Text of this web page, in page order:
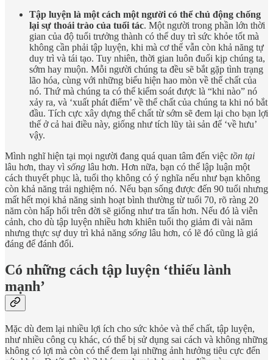
Tập luyện là một cách một người có thể chủ động chống
lại sự thoái trào của tuổi tác. Một người trong phần lớn thời
gian của độ tuổi trưởng thành có thể duy trì sức khỏe tốt mà
không cần phải tập luyện, khi mà cơ thể vẫn còn khả năng tự
duy trì và tái tạo. Tuy nhiên, thời gian luôn đuổi kịp chúng ta,
sớm hay muộn. Mỗi người chúng ta đều sẽ bắt gặp tình trạng
lão hóa, cùng với những biểu hiện hao mòn về thể chất của
nó. Thứ mà chúng ta có thể kiểm soát được là “khi nào” nó
xảy ra, và ‘xuất phát điểm’ về thể chất của chúng ta khi nó bắt
đầu. Tích cực xây dựng thể chất từ sớm sẽ đem lại cho bạn lợi
thế ở cả hai điều này, giống như tích lũy tài sản để ‘về hưu’
vậy.
Mình nghĩ hiện tại mọi người đang quá quan tâm đến việc tồn tại
lâu hơn, thay vì sống lâu hơn. Hơn nữa, bạn có thể lập luận một
cách thuyết phục là, tuổi thọ không có ý nghĩa nếu như bạn không
còn khả năng trải nghiệm nó. Nếu bạn sống được đến 90 tuổi nhưng
mất hết mọi khả năng sinh hoạt bình thường từ tuổi 70, rõ ràng 20
năm còn hấp hối trên đời sẽ giống như tra tấn hơn. Nếu đó là viễn
cảnh, cho dù tập luyện nhiều hơn khiên tuổi thọ giảm đi vài năm
nhưng thực sự duy trì khả năng sống lâu hơn, có lẽ đó cũng là giá
đáng để đánh đổi.
Có những cách tập luyện ‘thiếu lành
mạnh’
Mặc dù đem lại nhiều lợi ích cho sức khỏe và thể chất, tập luyện,
như nhiều công cụ khác, có thể bị sử dụng sai cách và không những
không có lợi mà còn có thể đem lại những ảnh hưởng tiêu cực đến